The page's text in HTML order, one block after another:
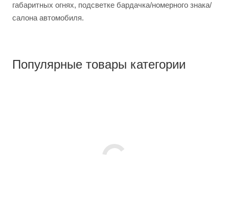
габаритных огнях, подсветке бардачка/номерного знака/
салона автомобиля.
Популярные товары категории